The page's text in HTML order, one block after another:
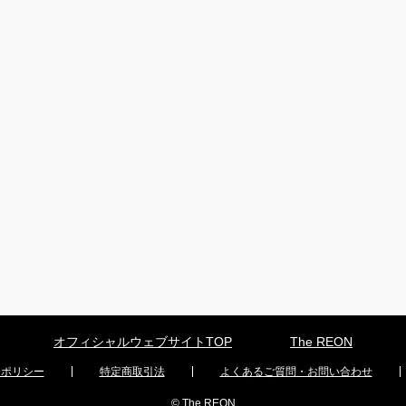
オフィシャルウェブサイトTOP The REON
リシー 特定商取引法 よくあるご質問・お問い合わせ
© The REON